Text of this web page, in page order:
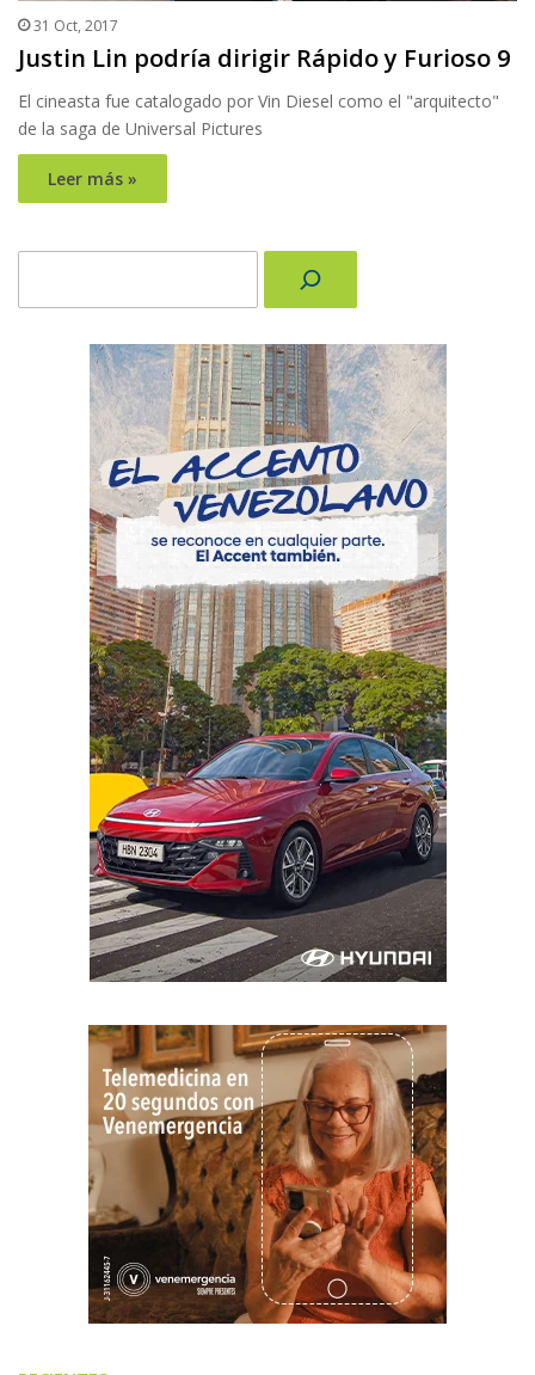
31 Oct, 2017
Justin Lin podría dirigir Rápido y Furioso 9
El cineasta fue catalogado por Vin Diesel como el "arquitecto"
de la saga de Universal Pictures
Leer más »